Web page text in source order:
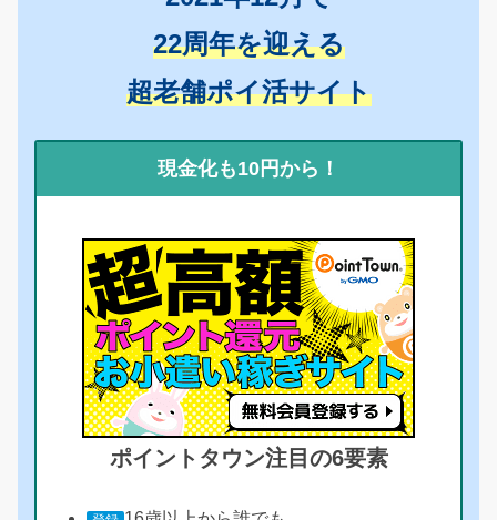
22周年を迎える
超老舗ポイ活サイト
現金化も10円から！
ポイントタウン注目の6要素